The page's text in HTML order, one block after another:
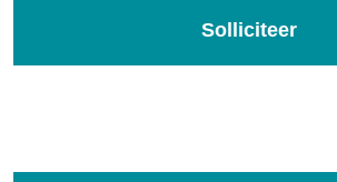
Solliciteer